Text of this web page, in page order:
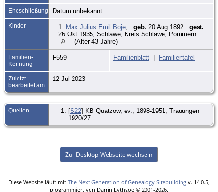
Eheschließung Datum unbekannt
Kinder 1. Max Julius Emil Boje geb. 20 Aug 1892 gest.
26 Okt 1935, Schlawe, Kreis Schlawe, Pommern
(Alter 43 Jahre)
Familien-
Kennung
F559 Familienblatt | Familientafel
Zuletzt
bearbeitet am
12 Jul 2023
Quellen [S22] KB Quatzow, ev., 1898-1951, Trauungen,
1920/27.
Zur Desktop-Webseite wechseln
Diese Website läuft mit The Next Generation of Genealogy Sitebuilding v. 14.0.5,
programmiert von Darrin Lythgoe © 2001-2026.